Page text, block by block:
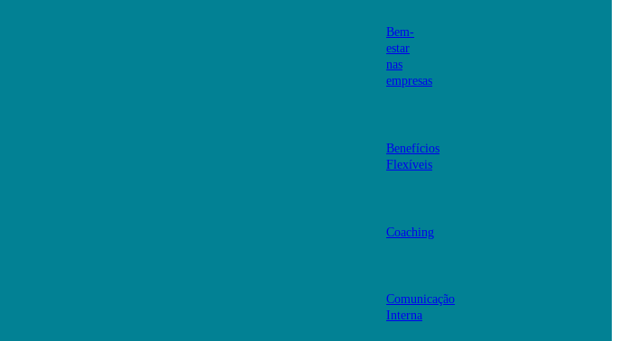
Bem-
estar
nas
empresas
Benefícios
Flexíveis
Coaching
Comunicação
Interna